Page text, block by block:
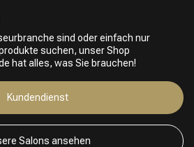
sind oder einfach nur
suchen, unser Shop
hat alles, was Sie brauchen!
Kundendienst
Salons ansehen